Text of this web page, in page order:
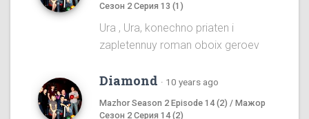
Сезон 2 Серия 13 (1)
Ura , Ura, konechno priaten i
zapletennuy roman oboix geroev
Diamond · 10 years ago
Mazhor Season 2 Episode 14 (2) / Мажор
Сезон 2 Серия 14 (2)